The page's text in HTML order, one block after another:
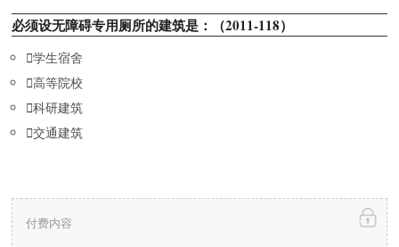
必须设无障碍专用厕所的建筑是：（2011-118）
学生宿舍
高等院校
科研建筑
交通建筑
付费内容